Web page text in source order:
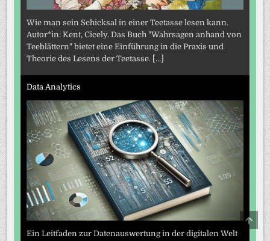
Wie man sein Schicksal in einer Teetasse lesen kann.
Autor*in: Kent, Cicely. Das Buch "Wahrsagen anhand von
Teeblättern" bietet eine Einführung in die Praxis und
Theorie des Lesens der Teetasse. [...]
Data Analytics
Ein Leitfaden zur Datenauswertung in der digitalen Welt TO
TOP